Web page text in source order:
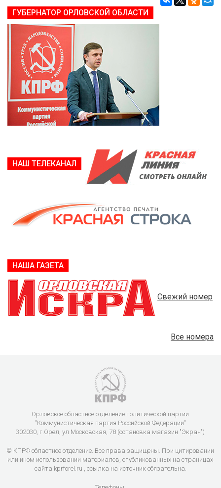
ГУБЕРНАТОР ОРЛОВСКОЙ ОБЛАСТИ
НАШ ТЕЛЕКАНАЛ
НАША ГАЗЕТА
Свежий номер
Все номера
Орловское областное отделение политической партии
"Коммунистическая партия Российской Федерации"
302030, г.Орел, ул Московская, 78 (остановка магазин "Экран")
© КПРФ областное отделение. Все права защищены. При цитировании
или ином использовании материалов, опубликованных на страницах
сайта kprforel.ru , ссылка на источник обязательна.